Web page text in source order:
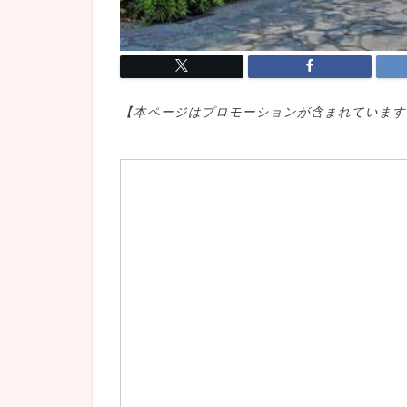
【本ページはプロモ ーションが含まれていま